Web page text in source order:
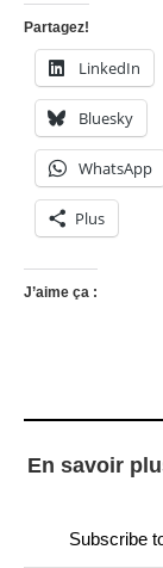
Partagez!
LinkedIn
Bluesky
WhatsApp
Plus
J’aime ça :
En savoir
Subscribe